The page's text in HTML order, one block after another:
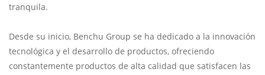
tranquila.
Desde su inicio, Benchu Group se ha dedicado a la innovación
tecnológica y el desarrollo de productos, ofreciendo
constantemente productos de alta calidad que satisfacen las